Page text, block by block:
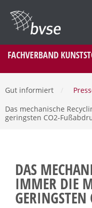
FACHVERBAND
Gut informiert
Das mechanische
geringsten CO2-
DAS
IMMER DIE
GERINGSTEN